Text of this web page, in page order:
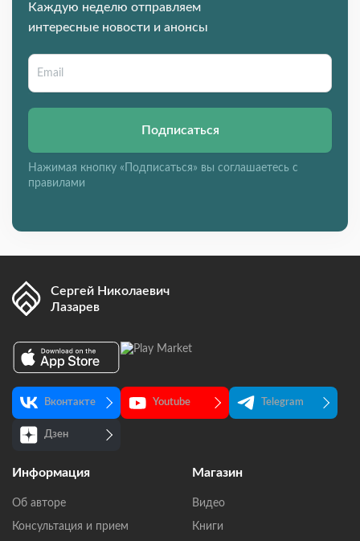
Каждую неделю отправляем
интересные новости и анонсы
Подписаться
Нажимая кнопку «Подписаться» вы соглашаетесь с
правилами
Сергей Николаевич
Лазарев
Вконтакте Youtube Telegram
Дзен
Информация
Об авторе
Консультация и прием
Магазин
Видео
Книги